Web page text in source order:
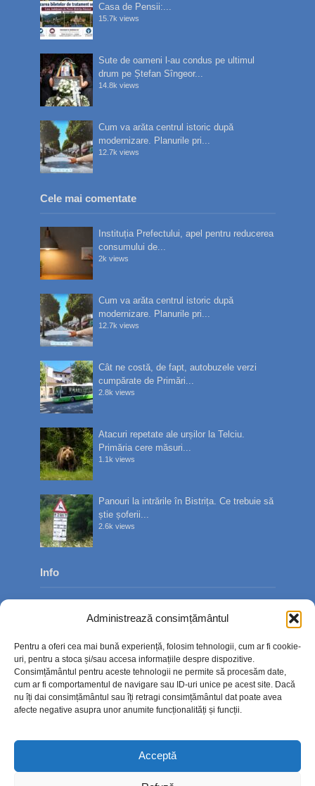
Administrează consimțământul
Pentru a oferi cea mai bună experiență, folosim tehnologii, cum ar fi cookie-
uri, pentru a stoca și/sau accesa informațiile despre dispozitive.
Consimțământul pentru aceste tehnologii ne permite să procesăm date,
cum ar fi comportamentul de navigare sau ID-uri unice pe acest site. Dacă
nu îți dai consimțământul sau îți retragi consimțământul dat poate avea
afecte negative asupra unor anumite funcționalități și funcții.
Acceptă
Casa de Pensii:...
15.7k views
Sute de oameni l-au condus pe ultimul
drum pe Ștefan Sîngeor...
14.8k views
Cum va arăta centrul istoric după
modernizare. Planurile pri...
12.7k views
Cele mai comentate
Instituția Prefectului, apel pentru reducerea
consumului de...
2k views
Cum va arăta centrul istoric după
modernizare. Planurile pri...
12.7k views
Cât ne costă, de fapt, autobuzele verzi
cumpărate de Primări...
2.8k views
Atacuri repetate ale urșilor la Telciu.
Primăria cere măsuri...
1.1k views
Panouri la intrările în Bistrița. Ce trebuie să
știe șoferii...
2.6k views
Info
Contact
Politica de confidențialitate
Politică cookie-uri (UE)